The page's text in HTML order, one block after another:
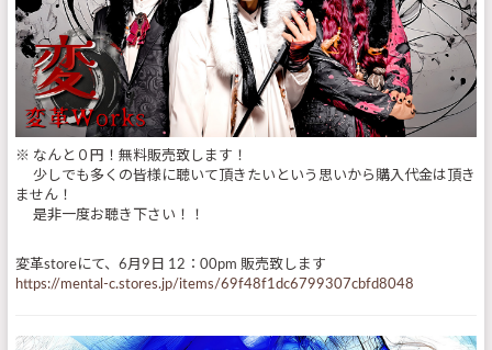
※ なんと０円！無料販売致します！
少しでも多くの皆様に聴いて頂きたいという思いから購入代金は頂き
ません！
是非一度お聴き下さい！！
変革storeにて、6月9日 12：00pm 販売致します
https://mental-c.stores.jp/items/69f48f1dc6799307cbfd8048